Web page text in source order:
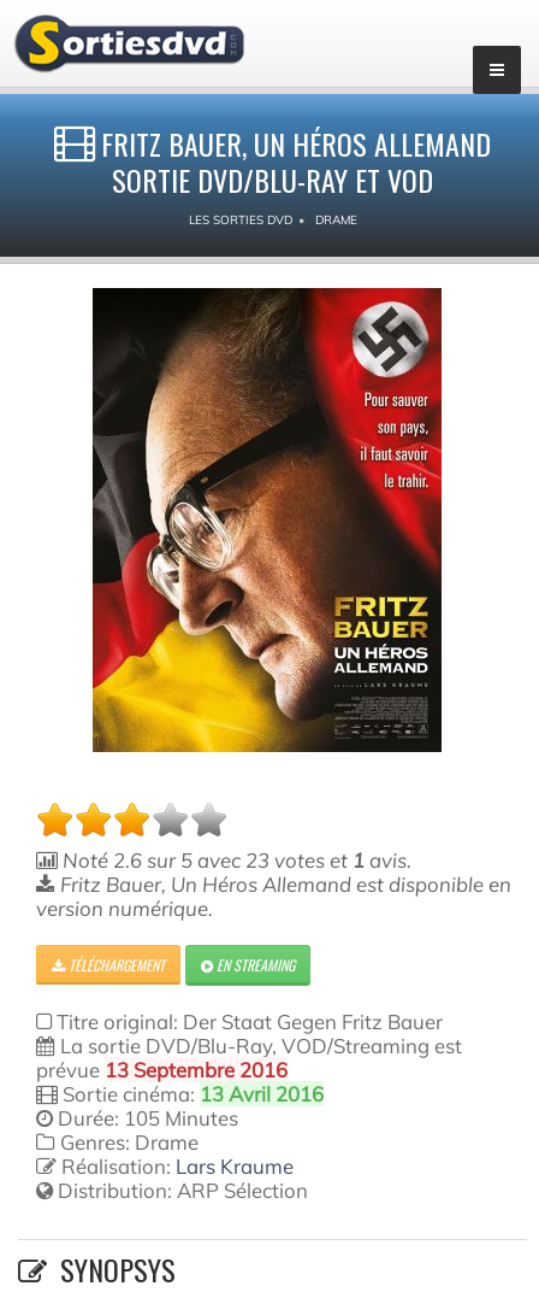
FRITZ BAUER, UN HÉROS ALLEMAND
SORTIE DVD/BLU-RAY ET VOD
LES SORTIES DVD DRAME
Noté 2.6sur5 avec 23 votes et 1 avis.
Fritz Bauer, Un Héros Allemand est disponible en
version numérique.
TÉLÉCHARGEMENT EN STREAMING
Titre original: Der Staat Gegen Fritz Bauer
La sortie DVD/Blu-Ray, VOD/Streaming est
prévue 13 Septembre 2016
Sortie cinéma: 13 Avril 2016
Durée: 105 Minutes
Genres: Drame
Réalisation: Lars Kraume
Distribution: ARP Sélection
SYNOPSYS